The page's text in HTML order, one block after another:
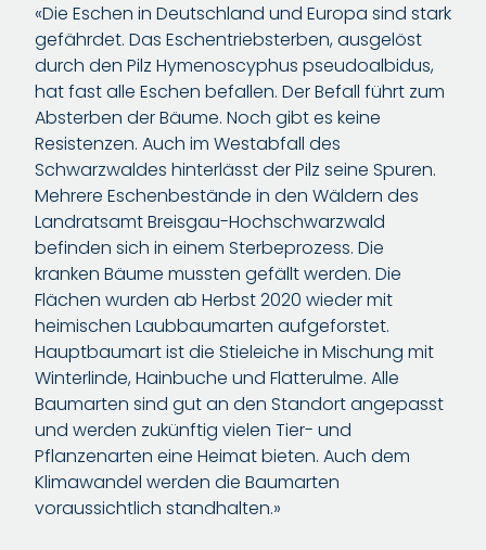
«Die Eschen in Deutschland und Europa sind stark
gefährdet. Das Eschentriebsterben, ausgelöst
durch den Pilz Hymenoscyphus pseudoalbidus,
hat fast alle Eschen befallen. Der Befall führt zum
Absterben der Bäume. Noch gibt es keine
Resistenzen. Auch im Westabfall des
Schwarzwaldes hinterlässt der Pilz seine Spuren.
Mehrere Eschenbestände in den Wäldern des
Landratsamt Breisgau-Hochschwarzwald
befinden sich in einem Sterbeprozess. Die
kranken Bäume mussten gefällt werden. Die
Flächen wurden ab Herbst 2020 wieder mit
heimischen Laubbaumarten aufgeforstet.
Hauptbaumart ist die Stieleiche in Mischung mit
Winterlinde, Hainbuche und Flatterulme. Alle
Baumarten sind gut an den Standort angepasst
und werden zukünftig vielen Tier- und
Pflanzenarten eine Heimat bieten. Auch dem
Klimawandel werden die Baumarten
voraussichtlich standhalten.»